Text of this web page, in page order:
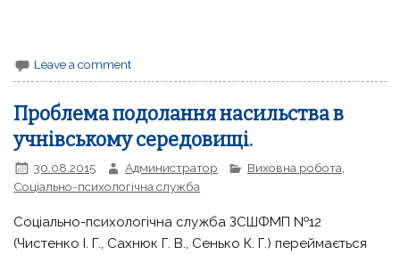
Leave a comment
Проблема подолання насильства в
учнівському середовищі.
30.08.2015 Администратор Виховна робота
Соціально-психологічна служба
Соціально-психологічна служба ЗСШФМП №12
(Чистенко І. Г., Сахнюк Г. В., Сенько К. Г.) переймається